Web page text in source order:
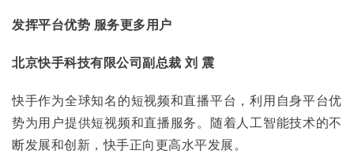
发挥平台优势 服务更多用户
北京快手科技有限公司副总裁 刘 震
快手作为全球知名的短视频和直播平台，利用自身平台优
势为用户提供短视频和直播服务。随着人工智能技术的不
断发展和创新，快手正向更高水平发展。